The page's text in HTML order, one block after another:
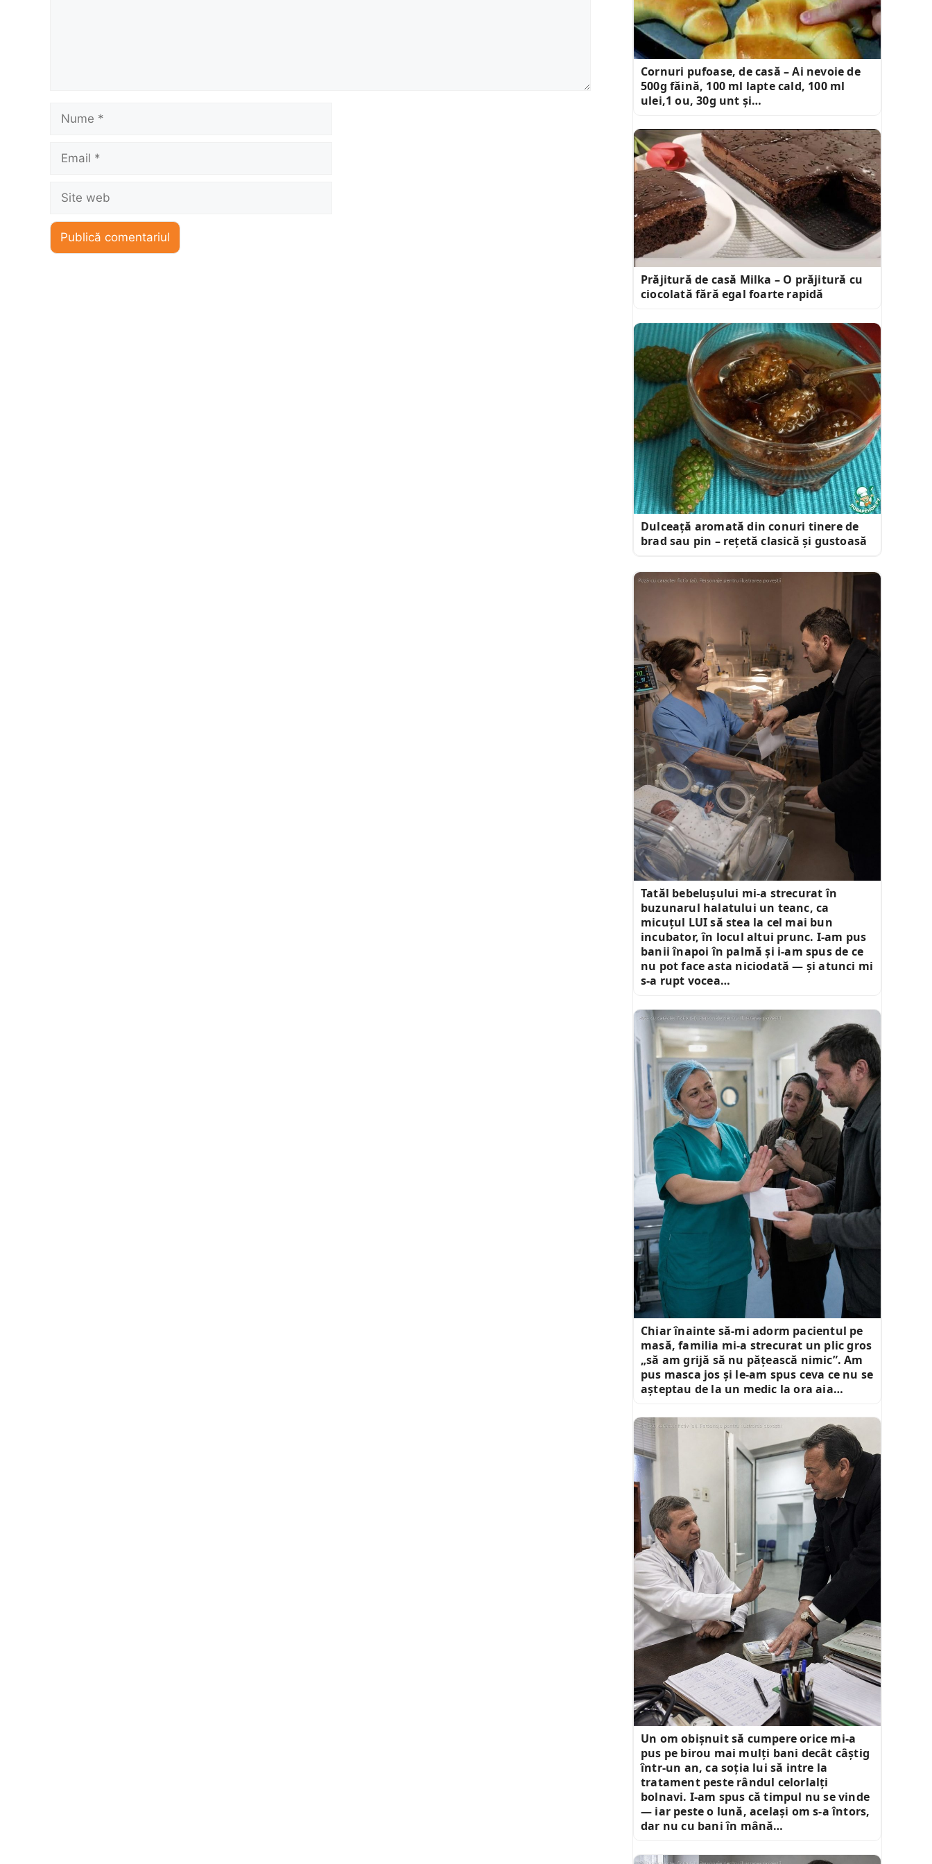
Nume
Email
Site
Cornuri pufoase, de casă – Ai nevoie de
500g făină, 100 ml lapte cald, 100 ml
ulei,1 ou, 30g unt și…
Prăjitură de casă Milka – O prăjitură cu
ciocolată fără egal foarte rapidă
Dulceață aromată din conuri tinere de
brad sau pin – rețetă clasică și gustoasă
Tatăl bebelușului mi-a strecurat în
buzunarul halatului un teanc, ca
micuțul LUI să stea la cel mai bun
incubator, în locul altui prunc. I-am pus
banii înapoi în palmă și i-am spus de ce
nu pot face asta niciodată — și atunci mi
s-a rupt vocea…
Chiar înainte să-mi adorm pacientul pe
masă, familia mi-a strecurat un plic gros
„să am grijă să nu pățească nimic”. Am
pus masca jos și le-am spus ceva ce nu se
așteptau de la un medic la ora aia…
Un om obișnuit să cumpere orice mi-a
pus pe birou mai mulți bani decât câștig
într-un an, ca soția lui să intre la
tratament peste rândul celorlalți
bolnavi. I-am spus că timpul nu se vinde
— iar peste o lună, același om s-a întors,
dar nu cu bani în mână…